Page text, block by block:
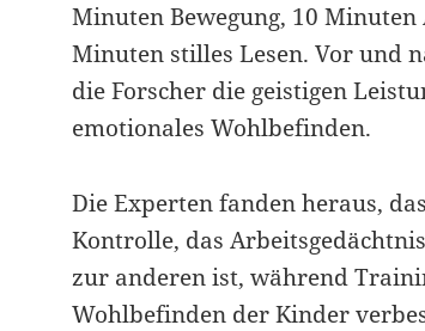
Minuten Bewegung, 10
Minuten stilles Lesen. Vor und
die Forscher die geistigen
emotionales Wohlbefinden.
Die Experten fanden heraus,
Kontrolle, das
zur anderen ist, während
Wohlbefinden der Kinder